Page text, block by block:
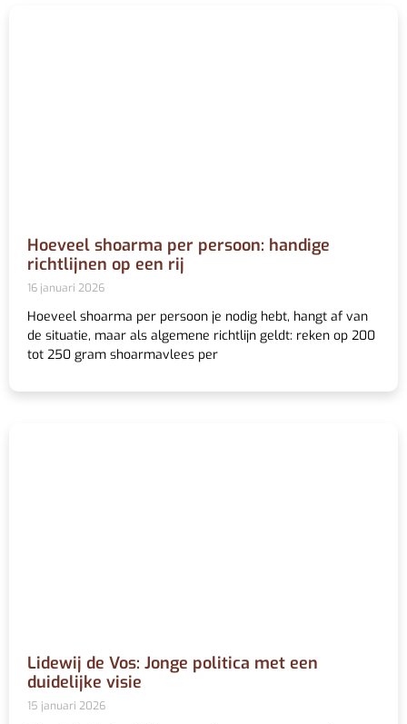
Hoeveel shoarma per persoon: handige
richtlijnen op een rij
16 januari 2026
Hoeveel shoarma per persoon je nodig hebt, hangt af van
de situatie, maar als algemene richtlijn geldt: reken op 200
tot 250 gram shoarmavlees per
Lidewij de Vos: Jonge politica met een
duidelijke visie
15 januari 2026